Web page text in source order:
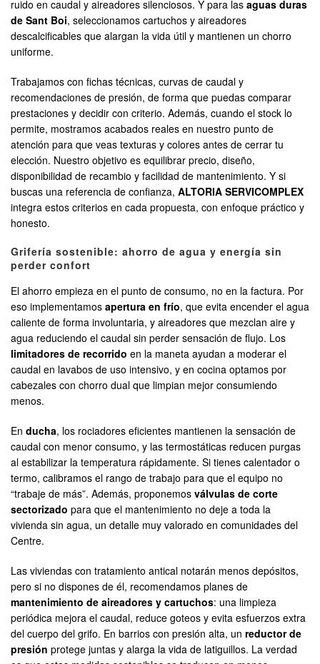
ruido en caudal y aireadores silenciosos. Y para las aguas duras
de Sant Boi, seleccionamos cartuchos y aireadores
descalcificables que alargan la vida útil y mantienen un chorro
uniforme.
Trabajamos con fichas técnicas, curvas de caudal y
recomendaciones de presión, de forma que puedas comparar
prestaciones y decidir con criterio. Además, cuando el stock lo
permite, mostramos acabados reales en nuestro punto de
atención para que veas texturas y colores antes de cerrar tu
elección. Nuestro objetivo es equilibrar precio, diseño,
disponibilidad de recambio y facilidad de mantenimiento. Y si
buscas una referencia de confianza, ALTORIA SERVICOMPLEX
integra estos criterios en cada propuesta, con enfoque práctico y
honesto.
Grifería sostenible: ahorro de agua y energía sin
perder confort
El ahorro empieza en el punto de consumo, no en la factura. Por
eso implementamos apertura en frío, que evita encender el agua
caliente de forma involuntaria, y aireadores que mezclan aire y
agua reduciendo el caudal sin perder sensación de flujo. Los
limitadores de recorrido en la maneta ayudan a moderar el
caudal en lavabos de uso intensivo, y en cocina optamos por
cabezales con chorro dual que limpian mejor consumiendo
menos.
En ducha, los rociadores eficientes mantienen la sensación de
caudal con menor consumo, y las termostáticas reducen purgas
al estabilizar la temperatura rápidamente. Si tienes calentador o
termo, calibramos el rango de trabajo para que el equipo no
“trabaje de más”. Además, proponemos válvulas de corte
sectorizado para que el mantenimiento no deje a toda la
vivienda sin agua, un detalle muy valorado en comunidades del
Centre.
Las viviendas con tratamiento antical notarán menos depósitos,
pero si no dispones de él, recomendamos planes de
mantenimiento de aireadores y cartuchos: una limpieza
periódica mejora el caudal, reduce goteos y evita esfuerzos extra
del cuerpo del grifo. En barrios con presión alta, un reductor de
presión protege juntas y alarga la vida de latiguillos. La verdad